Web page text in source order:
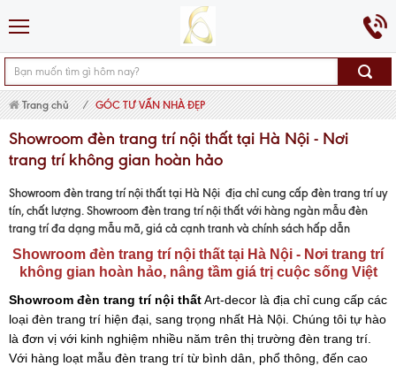
Trang chủ GÓC TƯ VẤN NHÀ ĐẸP
Showroom đèn trang trí nội thất tại Hà Nội - Nơi
trang trí không gian hoàn hảo
Showroom đèn trang trí nội thất tại Hà Nội địa chỉ cung cấp đèn trang trí uy
tín, chất lượng. Showroom đèn trang trí nội thất với hàng ngàn mẫu đèn
trang trí đa dạng mẫu mã, giá cả cạnh tranh và chính sách hấp dẫn
Showroom đèn trang trí nội thất tại Hà Nội - Nơi trang trí
không gian hoàn hảo, nâng tầm giá trị cuộc sống Việt
Showroom đèn trang trí nội thấtArt-decor là địa chỉ cung cấp các
loại đèn trang trí hiện đại, sang trọng nhất Hà Nội. Chúng tôi tự hào
là đơn vị với kinh nghiệm nhiều năm trên thị trường đèn trang trí.
Với hàng loạt mẫu đèn trang trí từ bình dân, phổ thông, đến cao